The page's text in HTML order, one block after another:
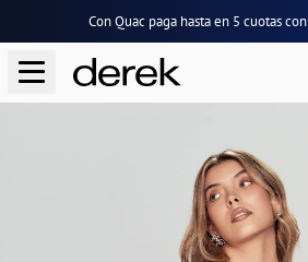
Con Quac paga hasta en 5 cuotascon